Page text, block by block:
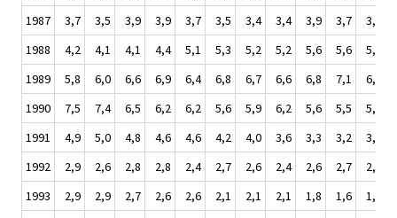
1987
3,7 3,5 3,9 3,9 3,7 3,5 3,4 3,4 3,9 3,7 3,7
1988
4,2 4,1 4,1 4,4 5,1 5,3 5,2 5,2 5,6 5,6 5,9
1989
5,8 6,0 6,6 6,9 6,4 6,8 6,7 6,6 6,8 7,1 6,8
1990
7,5 7,4 6,5 6,2 6,2 5,6 5,9 6,2 5,6 5,5 5,6
1991
4,9 5,0 4,8 4,6 4,6 4,2 4,0 3,6 3,3 3,2 3,3
1992
2,9 2,6 2,8 2,8 2,4 2,7 2,6 2,4 2,6 2,7 2,8
1993
2,9 2,9 2,7 2,6 2,6 2,1 2,1 2,1 1,8 1,6 1,3